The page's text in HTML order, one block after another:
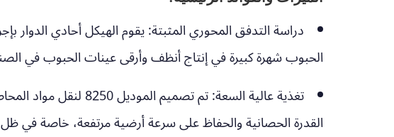
دراسة التدفق المحوري المثبتة:يقوم الهيكل أحادي الدوار
الحبوب شهرة كبيرة في إنتاج أنظف وأرقى عينات الحبوب في
تغذية عالية السعة:
تم تصميم الموديل
القدرة الحصانية والحفاظ على سرعة أرضية مرتفعة، خاصة في